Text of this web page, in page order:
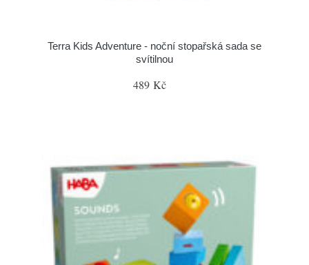
Terra Kids Adventure - noční stopařská sada se
svítilnou
489 Kč